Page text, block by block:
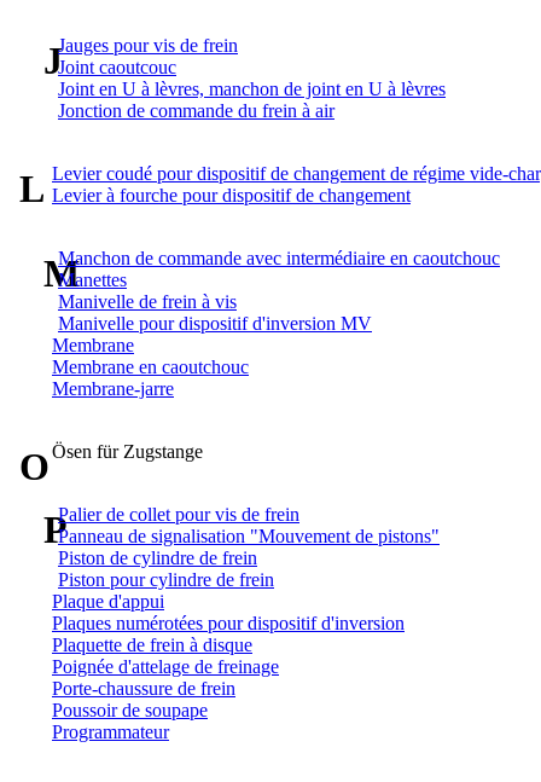
JJauges pour vis de frein
Joint caoutcouc
Joint en U à lèvres, manchon de joint en U à lèvres
Jonction de commande du frein à air
LLevier coudé pour dispositif de changement de régime vide-
Levier à fourche pour dispositif de changement
M
Manchon de commande avec intermédiaire en caoutchouc
Manettes
Manivelle de frein à vis
Manivelle pour dispositif d'inversion MV
Membrane
Membrane en caoutchouc
Membrane-jarre
OÖsen für Zugstange
PPalier de collet pour vis de frein
Panneau de signalisation "Mouvement de pistons"
Piston de cylindre de frein
Piston pour cylindre de frein
Plaque d'appui
Plaques numérotées pour dispositif d'inversion
Plaquette de frein à disque
Poignée d'attelage de freinage
Porte-chaussure de frein
Poussoir de soupape
Programmateur